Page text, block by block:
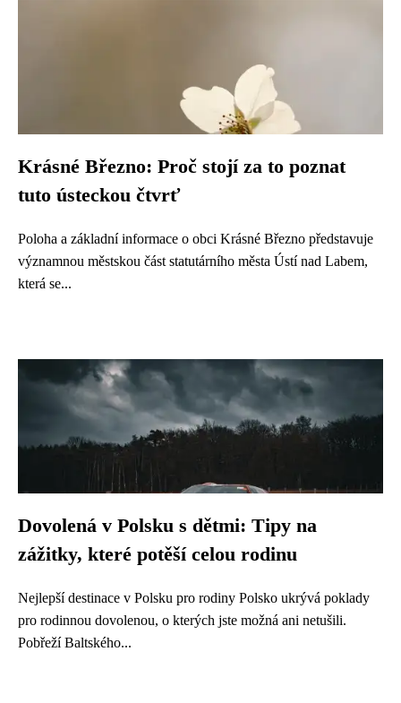
Krásné Březno: Proč stojí za to poznat
tuto ústeckou čtvrť
Poloha a základní informace o obci Krásné Březno představuje
významnou městskou část statutárního města Ústí nad Labem,
která se...
Dovolená v Polsku s dětmi: Tipy na
zážitky, které potěší celou rodinu
Nejlepší destinace v Polsku pro rodiny Polsko ukrývá poklady
pro rodinnou dovolenou, o kterých jste možná ani netušili.
Pobřeží Baltského...